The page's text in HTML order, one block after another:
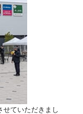
せていただきまし